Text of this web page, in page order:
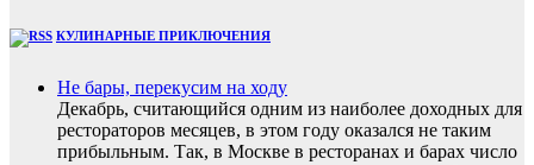
КУЛИНАРНЫЕ ПРИКЛЮЧЕНИЯ
Не бары, перекусим на ходу
Декабрь, считающийся одним из наиболее доходных для
рестораторов месяцев, в этом году оказался не таким
прибыльным. Так, в Москве в ресторанах и барах число